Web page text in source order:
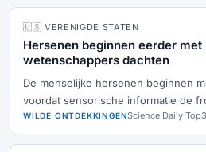
🇺🇸 VERENIGDE STATEN
Hersenen beginnen eerder
wetenschappers dachten
De menselijke hersenen beginnen
voordat sensorische informatie de
WILDE ONTDEKKINGENScience Daily Top